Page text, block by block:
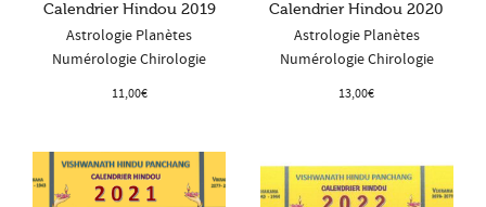
Calendrier Hindou 2019
Astrologie Planètes
Numérologie Chirologie
11,00€
Calendrier Hindou 2020
Astrologie Planètes
Numérologie Chirologie
13,00€